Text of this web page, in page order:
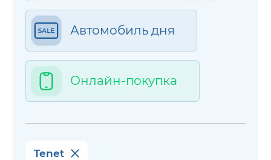
Автомобиль дня
Онлайн-покупка
Tenet